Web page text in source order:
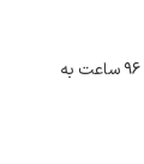
۹۶ ساعت به